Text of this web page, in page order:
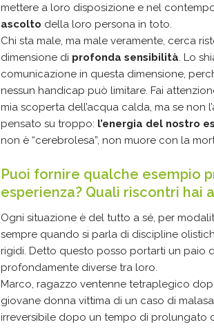
mettere a loro disposizione e nel
ascolto della loro persona in toto.
Chi sta male, ma male veramente, cerca
dimensione di profonda sensibilità. Lo
comunicazione in questa dimensione,
nessun handicap può limitare. Fai
mia scoperta dell’acqua calda, ma se non
pensato su troppo: l’energia del nostro
non è “cerebrolesa”, non muore con la
Puoi fornire qualche esempio
esperienza? Quali riscontri hai
Ogni situazione è del tutto a sé, per
sempre quando si parla di discipline
rigidi. Detto questo posso portarti un paio
profondamente diverse tra loro.
Marco, ragazzo ventenne tetraplegico
giovane donna vittima di un caso di
irreversibile dopo un tempo di prolungato